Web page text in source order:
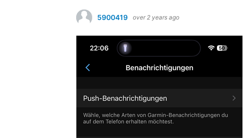
5900419 over 2 years ago